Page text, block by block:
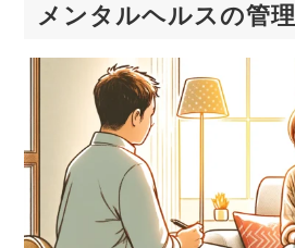
メンタルヘルスの管理